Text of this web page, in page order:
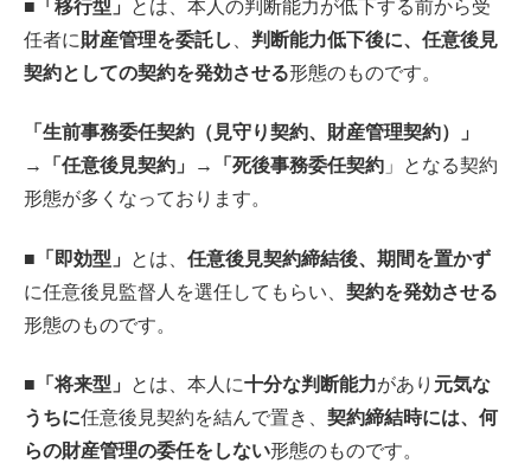
■ 「移行型」
とは、本人の判断能力が低下する前から受
任者に財産管理を委託し
判断能力低下後に、任意後見
契約としての契約を発効させる形態のものです。
「生前事務委任契約（見守り契約、財産管理契約）」
→「任意後見契約」→「死後事務委任契約 」となる契約
形態が多くなっております。
■ 「即効型」 とは、 任意後見契約締結後、期間を置かず
に任意後見監督人を選任してもらい、 契約を発効させる
形態のものです。
■ 「将来型」 とは、本人に十分な判断能力があり 元気な
うちに任意後見契約を結んで置き、 契約締結時には、何
らの財産管理の委任をしない形態のものです。